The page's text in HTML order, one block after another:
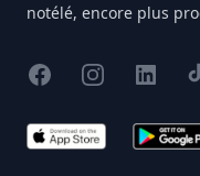
notélé, encore plus
FacebookInstagram
X
App Store Google